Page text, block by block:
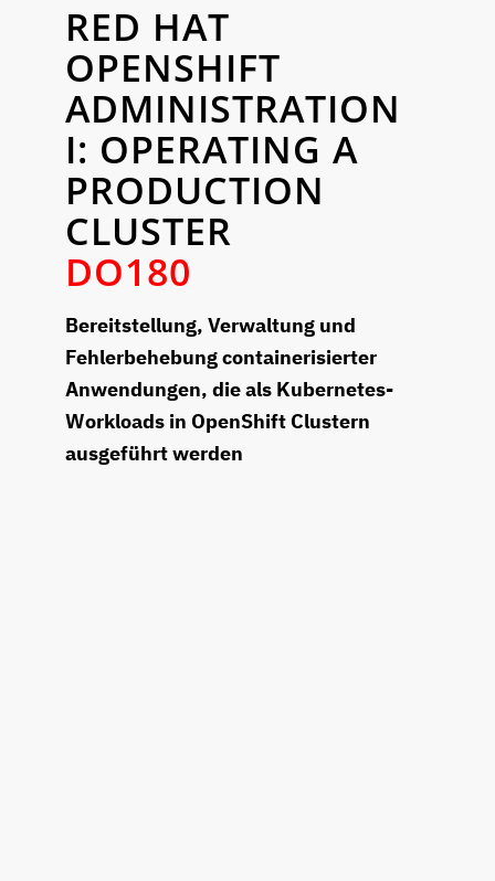
RED HAT
OPENSHIFT
ADMINISTRATION
I: OPERATING A
PRODUCTION
CLUSTER
DO180
Bereitstellung, Verwaltung und
Fehlerbehebung containerisierter
Anwendungen, die als Kubernetes-
Workloads in OpenShift Clustern
ausgeführt werden